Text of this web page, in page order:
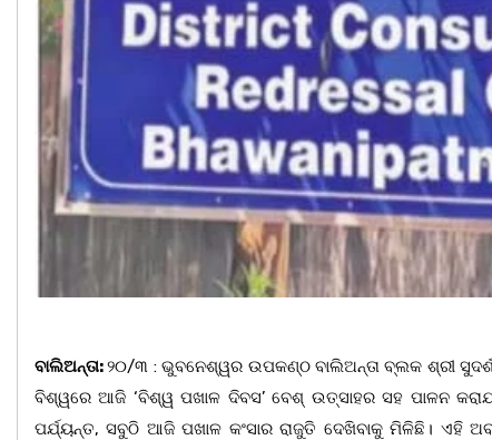
ବାଲିଅନ୍ତା:୨୦/୩ : ଭୁବନେଶ୍ୱର ଉପକଣ୍ଠ ବାଲିଅନ୍ତା ବ୍ଲକ ଶ୍ରୀ
ବିଶ୍ୱରେ ଆଜି ‘ବିଶ୍ୱ ପଖାଳ ଦିବସ’ ବେଶ୍ ଉତ୍ସାହର ସହ ପାଳନ
ପର୍ଯ୍ୟନ୍ତ, ସବୁଠି ଆଜି ପଖାଳ କଂସାର ରାଜୁତି ଦେଖିବାକୁ ମିଳିଛି।